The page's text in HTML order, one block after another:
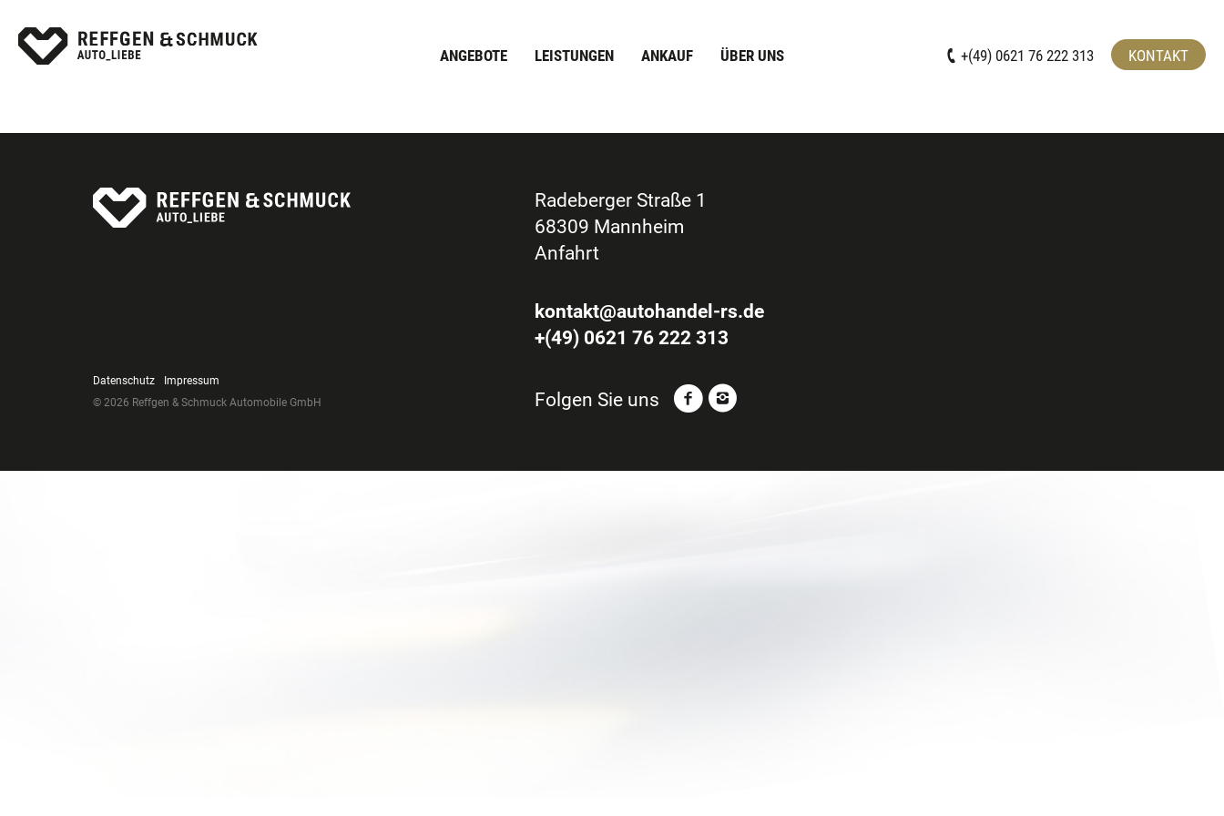
ANGEBOTE LEISTUNGEN ANKAUF ÜBER UNS +(49) 0621 76 222 313 KONTAKT
Datenschutz
Impressum
© 2026 Reffgen & Schmuck Automobile GmbH
Radeberger Straße 1
68309 Mannheim
Anfahrt
kontakt@autohandel-rs.de
+(49) 0621 76 222 313
Folgen Sie uns